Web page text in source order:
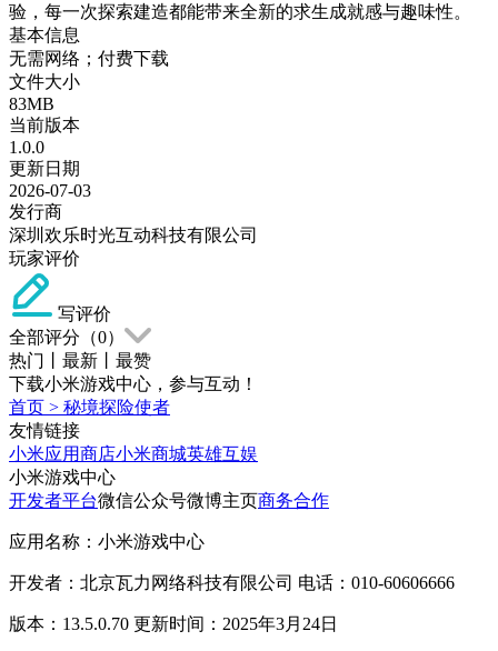
验，每一次探索建造都能带来全新的求生成就感与趣味性。
基本信息
无需网络；付费下载
文件大小
83MB
当前版本
1.0.0
更新日期
2026-07-03
发行商
深圳欢乐时光互动科技有限公司
玩家评价
写评价
全部评分（0）
热门
最新
最赞
下载小米游戏中心，参与互动！
首页 > 秘境探险使者
友情链接
小米应用商店小米商城英雄互娱
小米游戏中心
开发者平台微信公众号微博主页商务合作
应用名称：小米游戏中心
开发者：北京瓦力网络科技有限公司 电话：010-60606666
版本：13.5.0.70 更新时间：2025年3月24日